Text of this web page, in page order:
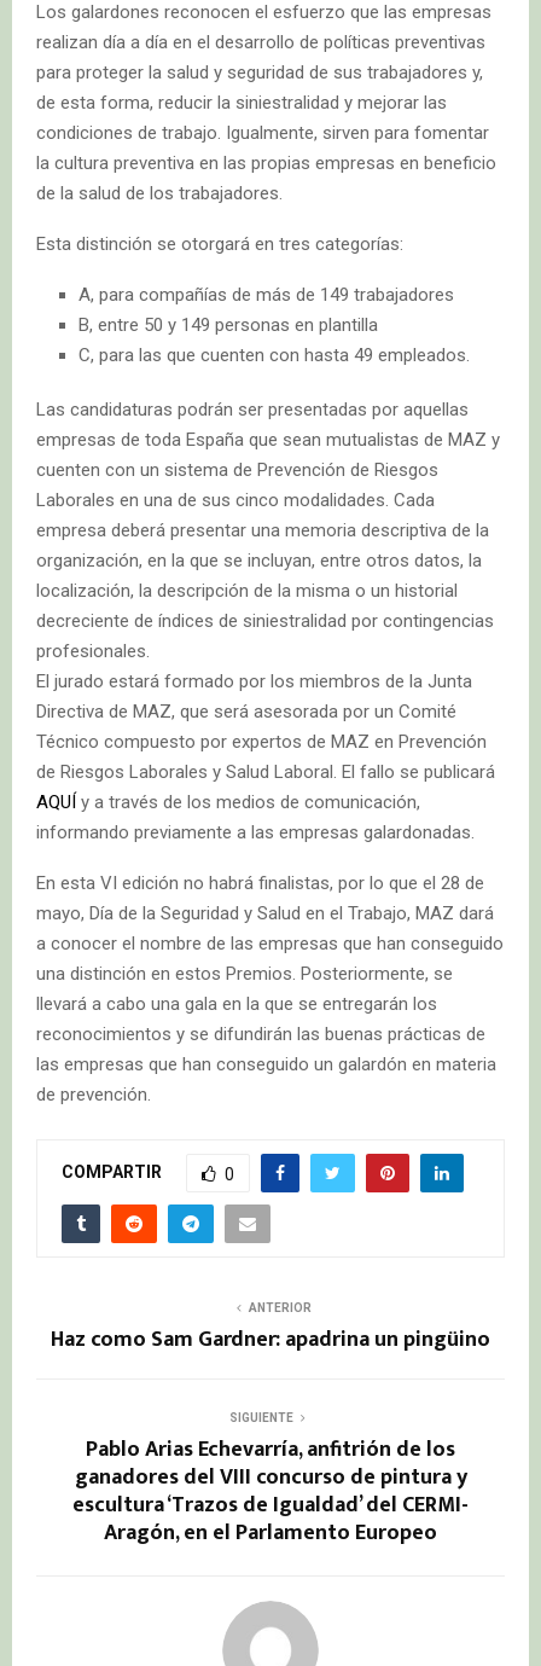
Los galardones reconocen el esfuerzo que las empresas
realizan día a día en el desarrollo de políticas preventivas
para proteger la salud y seguridad de sus trabajadores y,
de esta forma, reducir la siniestralidad y mejorar las
condiciones de trabajo. Igualmente, sirven para fomentar
la cultura preventiva en las propias empresas en beneficio
de la salud de los trabajadores.
Esta distinción se otorgará en tres categorías:
A, para compañías de más de 149 trabajadores
B, entre 50 y 149 personas en plantilla
C, para las que cuenten con hasta 49 empleados.
Las candidaturas podrán ser presentadas por aquellas
empresas de toda España que sean mutualistas de MAZ y
cuenten con un sistema de Prevención de Riesgos
Laborales en una de sus cinco modalidades. Cada
empresa deberá presentar una memoria descriptiva de la
organización, en la que se incluyan, entre otros datos, la
localización, la descripción de la misma o un historial
decreciente de índices de siniestralidad por contingencias
profesionales.
El jurado estará formado por los miembros de la Junta
Directiva de MAZ, que será asesorada por un Comité
Técnico compuesto por expertos de MAZ en Prevención
de Riesgos Laborales y Salud Laboral. El fallo se publicará
AQUÍ y a través de los medios de comunicación,
informando previamente a las empresas galardonadas.
En esta VI edición no habrá finalistas, por lo que el 28 de
mayo, Día de la Seguridad y Salud en el Trabajo, MAZ dará
a conocer el nombre de las empresas que han conseguido
una distinción en estos Premios. Posteriormente, se
llevará a cabo una gala en la que se entregarán los
reconocimientos y se difundirán las buenas prácticas de
las empresas que han conseguido un galardón en materia
de prevención.
COMPARTIR 0
ANTERIOR
Haz como Sam Gardner: apadrina un pingüino
SIGUIENTE
Pablo Arias Echevarría, anfitrión de los
ganadores del VIII concurso de pintura y
escultura ‘Trazos de Igualdad’ del CERMI-
Aragón, en el Parlamento Europeo